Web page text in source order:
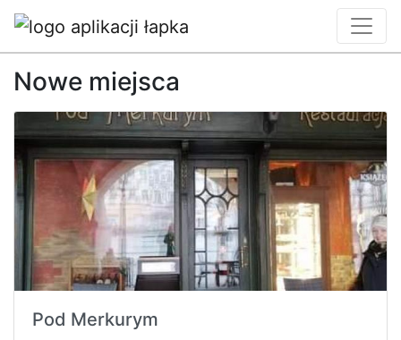
Nowe miejsca
Pod Merkurym